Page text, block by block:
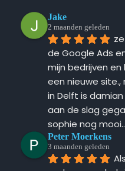
Jake
2 maanden geleden
de Google Ads
mijn bedrijven
een nieuwe
in Delft is
aan de slag
sophie nog mooi
Peter Moerkens
3 maanden geleden